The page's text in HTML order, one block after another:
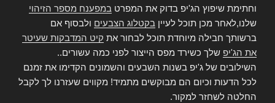
וחתימת שיפוץ הג'יפ בדוק את המפרט במפענח מספר הזיהוי
שלנו,לאחר מכן תוכל לעיין בקטלוג הצבעים ולבסוף אם
ברשותך חבילה מיוחדת תוכל לבחור את קיט המדבקות שעיטר
את הג'יפ שלך כשירד מפס הייצור לפני כמה עשורים..
השילובים של ג'יפ בשנות השבעים והשמונים הקדימו את זמנם
לכל הדעות וכיום הם מבוקשים מתמיד! מקווים שעזרנו לך לקבל
החלטה לשחזר למקור.